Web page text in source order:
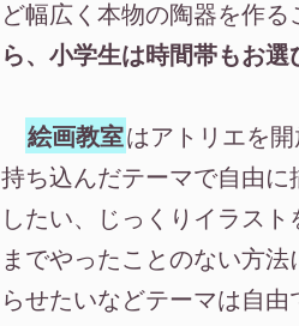
ど幅広く本物の陶器を作
ら、小学生は時間帯もお選
絵画教室はアトリエを
持ち込んだテーマで自由
したい、じっくりイラス
までやったことのない方
らせたいなどテーマは自